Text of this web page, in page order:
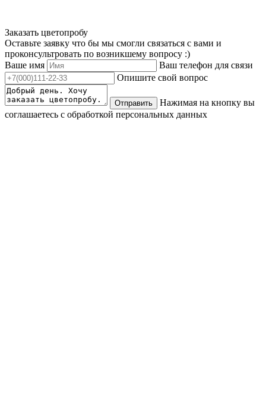
Заказать цветопробу
Оставьте заявку что бы мы смогли связаться с вами и
проконсультровать по возникшему вопросу :)
Ваше имя
Ваш телефон для связи
Опишите свой вопрос
Отправить
Нажимая на кнопку вы
соглашаетесь с обработкой персональных данных